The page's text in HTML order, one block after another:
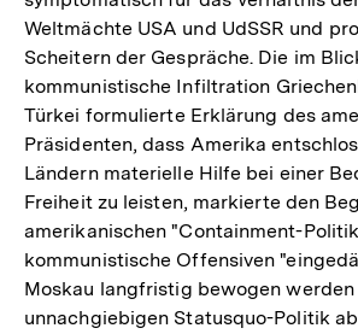
Weltmächte USA und UdSSR und
Scheitern der Gespräche. Die im
kommunistische Infiltration
Türkei formulierte Erklärung des
Präsidenten, dass Amerika
Ländern materielle Hilfe bei einer
Freiheit zu leisten, markierte den
amerikanischen "Containment-
kommunistische Offensiven
Moskau langfristig bewogen
unnachgiebigen Statusquo-Politik